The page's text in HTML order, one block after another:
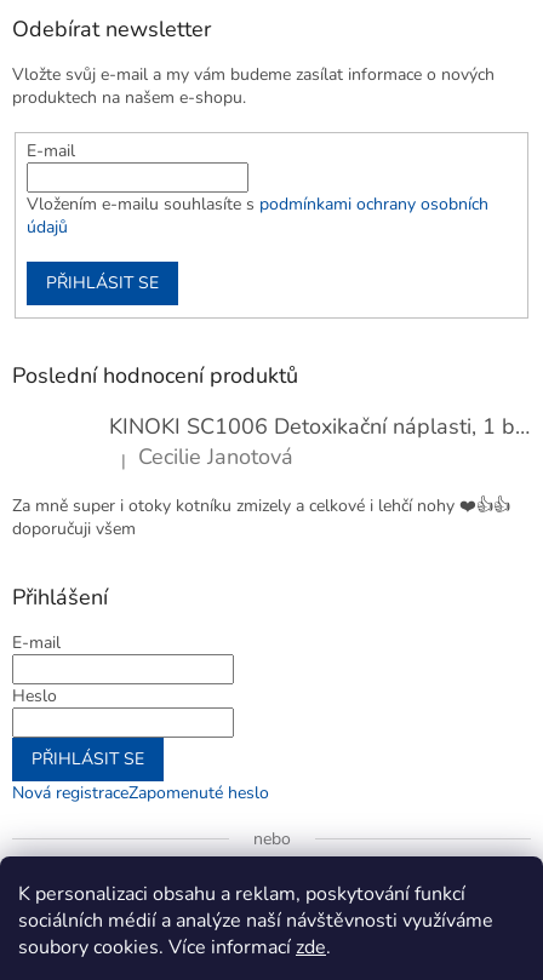
K personalizaci obsahu a reklam, poskytování funkcí
sociálních médií a analýze naší návštěvnosti využíváme
soubory cookies. Více informacízde.
Odebírat newsletter
Vložte svůj e-mail a my vám budeme zasílat informace o nových
produktech na našem e-shopu.
E-mail
Vložením e-mailu souhlasíte s podmínkami ochrany osobních
údajů
PŘIHLÁSIT SE
Poslední hodnocení produktů
KINOKI SC1006 Detoxikační náplasti, 1 balení - 10 ks
Hodnocení produktu je 4 z 5 hvězdiček.
| Cecilie Janotová
Za mně super i otoky kotníku zmizely a celkové i lehčí nohy ❤️👍👍
doporučuji všem
Přihlášení
E-mail
Heslo
PŘIHLÁSIT SE
Nová registraceZapomenuté heslo
nebo
Přihlásit se přes Google